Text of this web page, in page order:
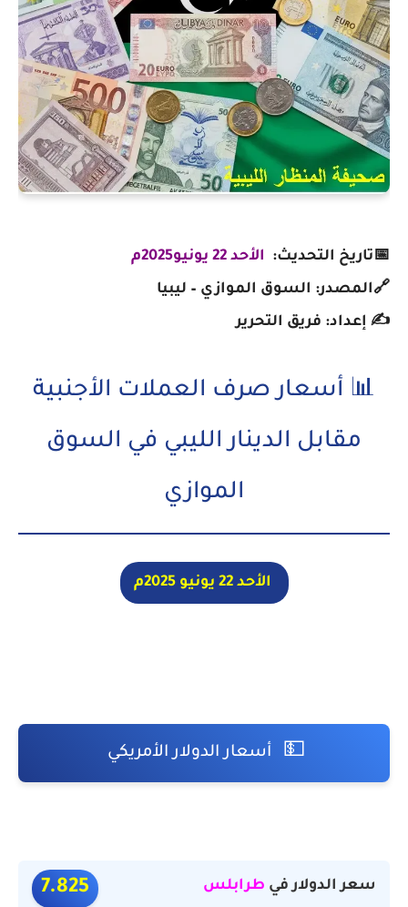
📅تاريخ التحديث:
الأحد 22 يونيو2025م
🔗المصدر: السوق الموازي – ليبيا
✍️ إعداد: فريق التحرير
📊 أسعار صرف العملات الأجنبية
مقابل الدينار الليبي في السوق
الموازي
الأحد 22 يونيو 2025م
💵 أسعار الدولار الأمريكي
سعر الدولار في طرابلس 7.825